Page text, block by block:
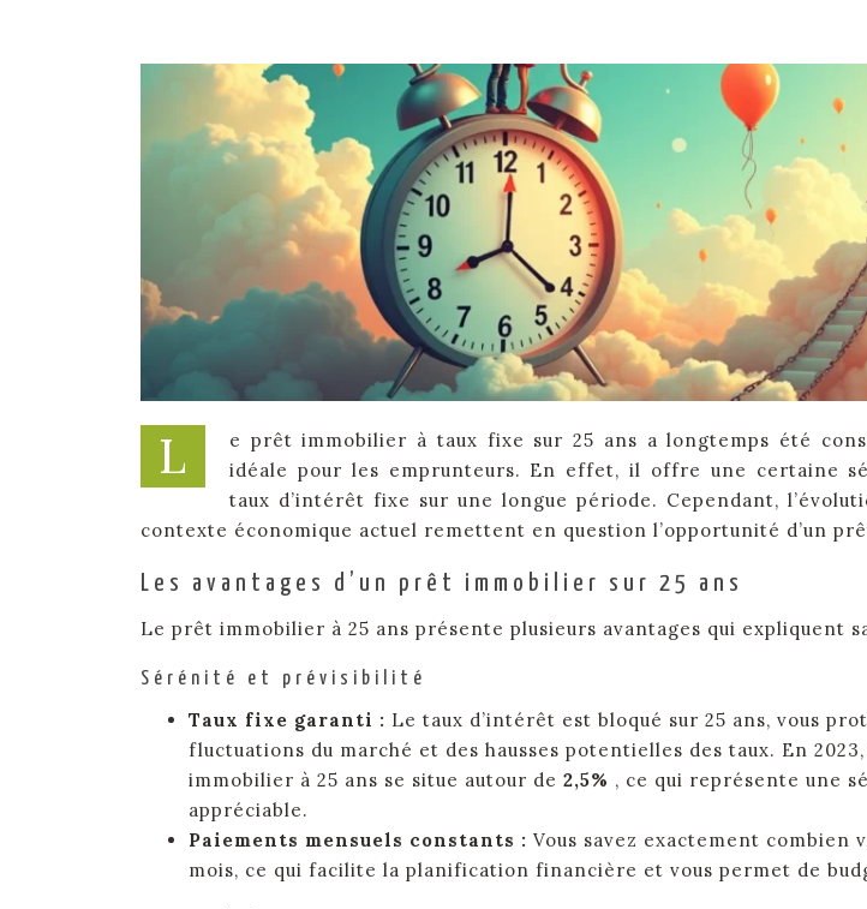
L
e prêt immobilier à taux fixe sur 25 ans a longtemps été
idéale pour les emprunteurs. En effet, il offre une certaine
taux d’intérêt fixe sur une longue période. Cependant,
contexte économique actuel remettent en question l’opportunité d’un
Les avantages d’un prêt immobilier sur 25 ans
Le prêt immobilier à 25 ans présente plusieurs avantages qui expliquent
Sérénité et prévisibilité
Taux fixe garanti : Le taux d’intérêt est bloqué sur 25 ans, vous
fluctuations du marché et des hausses potentielles des taux. En
immobilier à 25 ans se situe autour de 2,5% , ce qui représente une
appréciable.
Paiements mensuels constants : Vous savez exactement combien
mois, ce qui facilite la planification financière et vous permet de